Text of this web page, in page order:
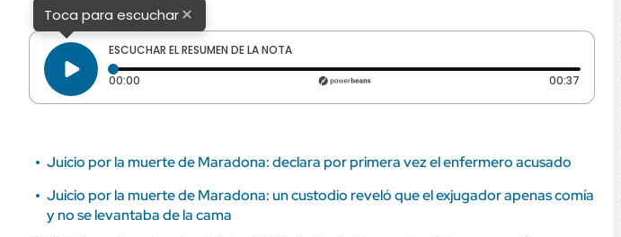
Toca para escuchar×
ESCUCHAR EL RESUMEN DE LA NOTA
00:00 Tiempo transcurrido: 0 segundos 00:37
Juicio por la muerte de Maradona: declara por primera vez el enfermero acusado
Juicio por la muerte de Maradona: un custodio reveló que el exjugador apenas comía
y no se levantaba de la cama